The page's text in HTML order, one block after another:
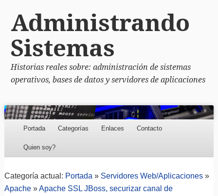
Administrando
Sistemas
Historias reales sobre: administración de sistemas
operativos, bases de datos y servidores de aplicaciones
Menu
Skip to content
Portada Categorías Enlaces Contacto
Quien soy?
Categoría actual: Portada » Servidores Web/Aplicaciones»
Apache»Apache SSL JBoss, securizar canal de